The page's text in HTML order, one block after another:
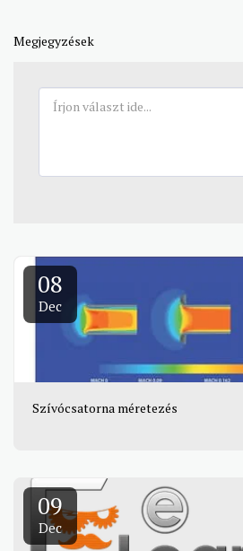
Megjegyzések
08
Dec
Szívócsatorna méretezés
09
Dec